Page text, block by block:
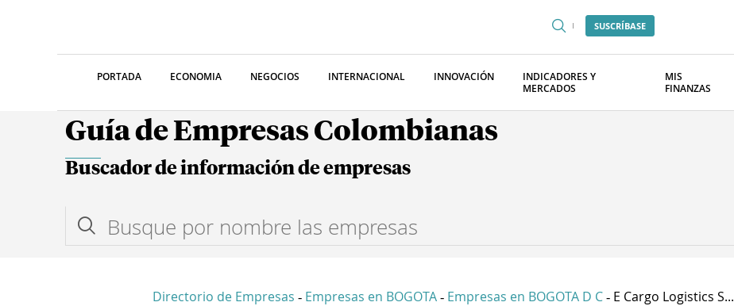
SUSCRÍBASE
PORTADA ECONOMIA NEGOCIOS INTERNACIONAL INNOVACIÓN
INDICADORES Y
MERCADOS
MIS
FINANZAS
Guía de Empresas Colombianas
Buscador de información de empresas
Directorio de Empresas - Empresas en BOGOTA - Empresas en BOGOTA D C - E Cargo Logistics S...